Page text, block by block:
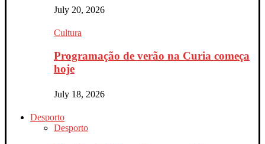
July 20, 2026
Cultura
Programação de verão na Curia começa
hoje
July 18, 2026
Desporto
Desporto